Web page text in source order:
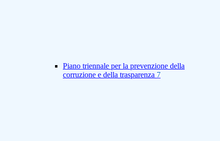
Piano triennale per la prevenzione della
corruzione e della trasparenza 7